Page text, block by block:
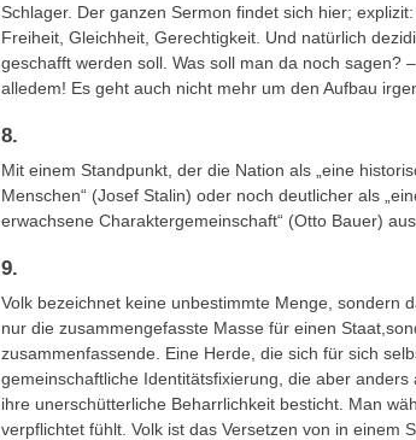
Schlager. Der ganzen Sermon findet sich hier;
Freiheit, Gleichheit, Gerechtigkeit. Und natürlich
geschafft werden soll. Was soll man da noch sagen?
alledem! Es geht auch nicht mehr um den Aufbau
8.
Mit einem Standpunkt, der die Nation als „eine
Menschen“ (Josef Stalin) oder noch deutlicher als
erwachsene Charaktergemeinschaft“ (Otto Bauer)
9.
Volk bezeichnet keine unbestimmte Menge, sondern
nur die zusammengefasste Masse für einen
zusammenfassende. Eine Herde, die sich für sich
gemeinschaftliche Identitätsfixierung, die aber
ihre unerschütterliche Beharrlichkeit besticht. Man
verpflichtet fühlt. Volk ist das Versetzen von in einem